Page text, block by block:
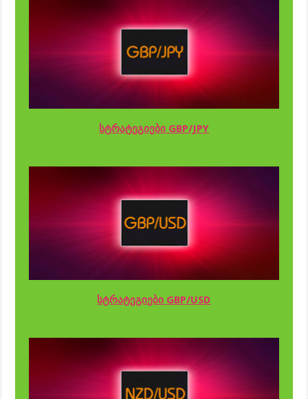
სტრატეგიები GBP/JPY
სტრატეგიები GBP/USD